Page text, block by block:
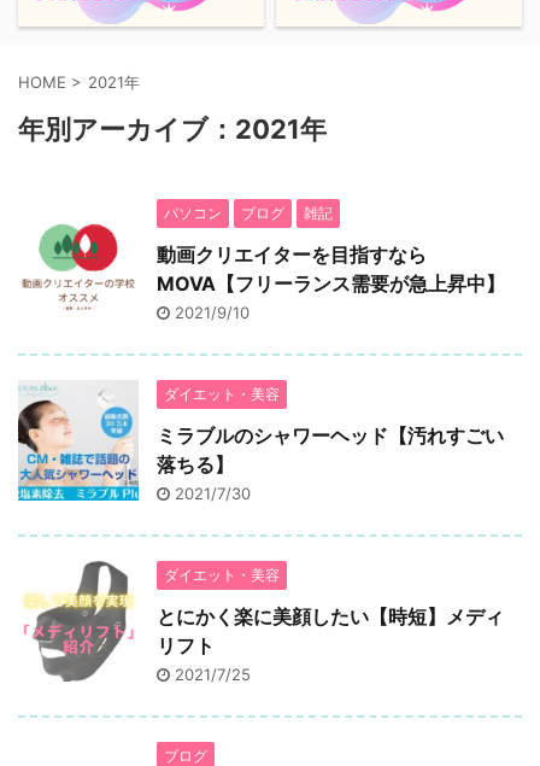
HOME > 2021年
年別アーカイブ：2021年
パソコン ブログ 雑記
動画クリエイターを目指すなら
MOVA【フリーランス需要が急上昇中】
2021/9/10
ダイエット・美容
ミラブルのシャワーヘッド【汚れすごい
落ちる】
2021/7/30
ダイエット・美容
とにかく楽に美顔したい【時短】メディ
リフト
2021/7/25
ブログ